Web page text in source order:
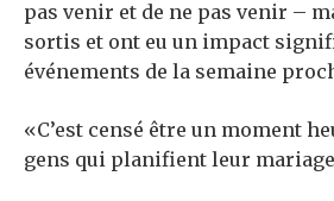
pas venir et de ne pas venir –
sortis et ont eu un impact
événements de la semaine
«C’est censé être un moment
gens qui planifient leur